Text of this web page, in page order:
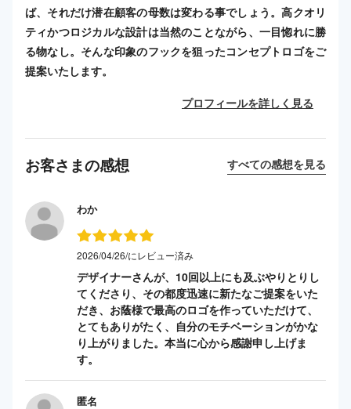
ば、それだけ潜在顧客の母数は変わる事でしょう。高クオリ
ティかつロジカルな設計は当然のことながら、一目惚れに勝
る物なし。そんな印象のフックを狙ったコンセプトロゴをご
提案いたします。
プロフィールを詳しく見る
お客さまの感想 すべての感想を見る
わか
2026/04/26/にレビュー済み
デザイナーさんが、10回以上にも及ぶやりとりし
てくださり、その都度迅速に新たなご提案をいた
だき、お蔭様で最高のロゴを作っていただけて、
とてもありがたく、自分のモチベーションがかな
り上がりました。本当に心から感謝申し上げま
す。
匿名